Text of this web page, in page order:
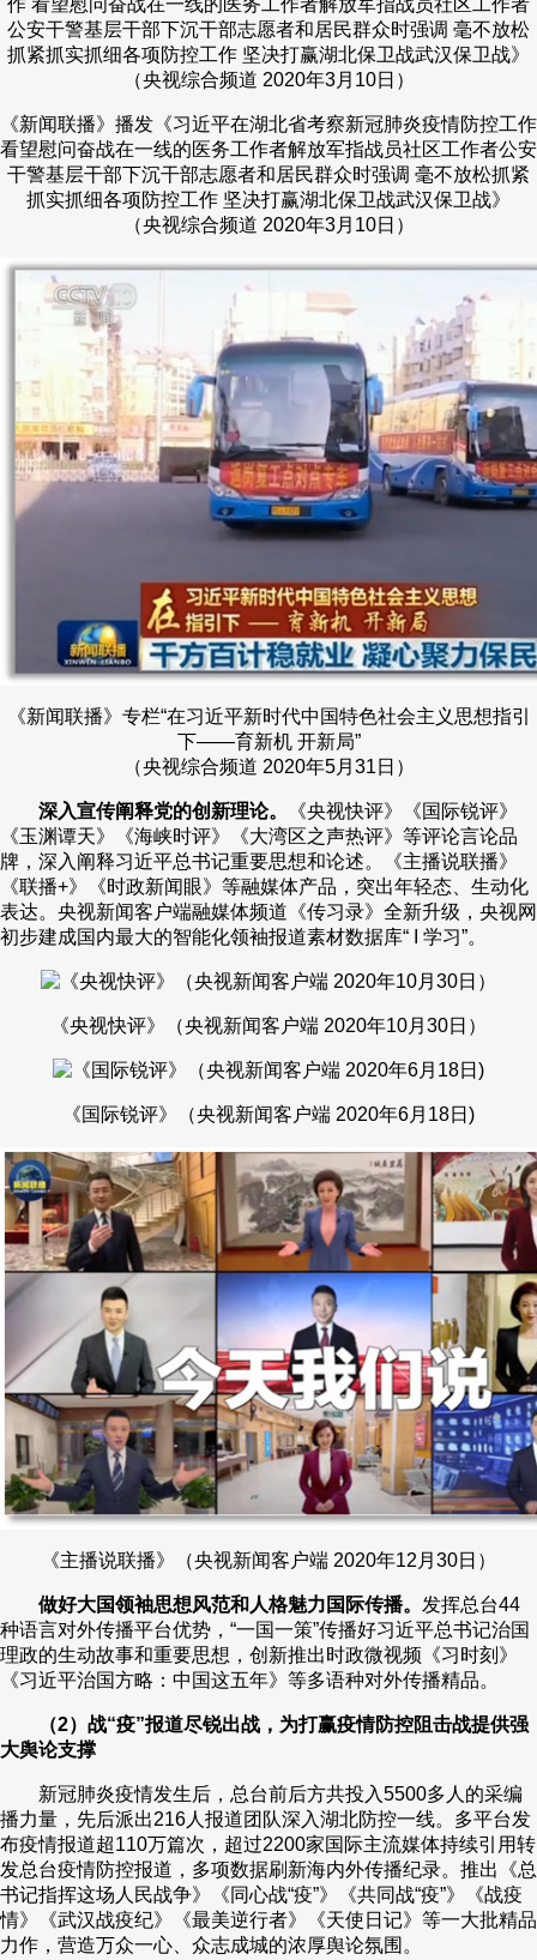
《新闻联播》播发《习近平在湖北省考察新冠肺炎疫情防控工作
看望慰问奋战在一线的医务工作者解放军指战员社区工作者公安
干警基层干部下沉干部志愿者和居民群众时强调 毫不放松抓紧
抓实抓细各项防控工作 坚决打赢湖北保卫战武汉保卫战》
（央视综合频道 2020年3月10日）
《新闻联播》专栏“在习近平新时代中国特色社会主义思想指引
下——育新机 开新局”
（央视综合频道 2020年5月31日）
深入宣传阐释党的创新理论。
《央视快评》《国际锐评》
《玉渊谭天》《海峡时评》《大湾区之声热评》等评论言论品
牌，深入阐释习近平总书记重要思想和论述。《主播说联播》
《联播+》《时政新闻眼》等融媒体产品，突出年轻态、生动化
表达。央视新闻客户端融媒体频道《传习录》全新升级，央视网
初步建成国内最大的智能化领袖报道素材数据库“ I 学习”。
《央视快评》（央视新闻客户端 2020年10月30日）
《国际锐评》（央视新闻客户端 2020年6月18日)
《主播说联播》（央视新闻客户端 2020年12月30日）
做好大国领袖思想风范和人格魅力国际传播。 发挥总台44
种语言对外传播平台优势，“一国一策”传播好习近平总书记治国
理政的生动故事和重要思想，创新推出时政微视频《习时刻》
《习近平治国方略：中国这五年》等多语种对外传播精品。
（2）战“疫”报道尽锐出战，为打赢疫情防控阻击战提供强
大舆论支撑
新冠肺炎疫情发生后，总台前后方共投入5500多人的采编
播力量，先后派出216人报道团队深入湖北防控一线。多平台发
布疫情报道超110万篇次，超过2200家国际主流媒体持续引用转
发总台疫情防控报道，多项数据刷新海内外传播纪录。推出《总
书记指挥这场人民战争》《同心战“疫”》《共同战“疫”》《战疫
情》《武汉战疫纪》《最美逆行者》《天使日记》等一大批精品
力作，营造万众一心、众志成城的浓厚舆论氛围。